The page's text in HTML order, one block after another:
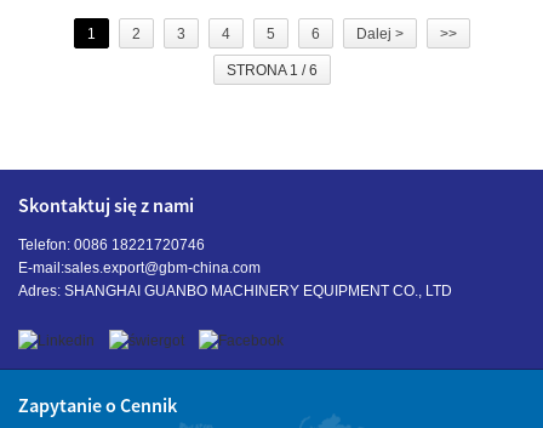
1 2 3 4 5 6 Dalej > >>
STRONA 1 / 6
Skontaktuj się z nami
Telefon: 0086 18221720746
E-mail:sales.export@gbm-china.com
Adres: SHANGHAI GUANBO MACHINERY EQUIPMENT CO., LTD
Zapytanie o Cennik